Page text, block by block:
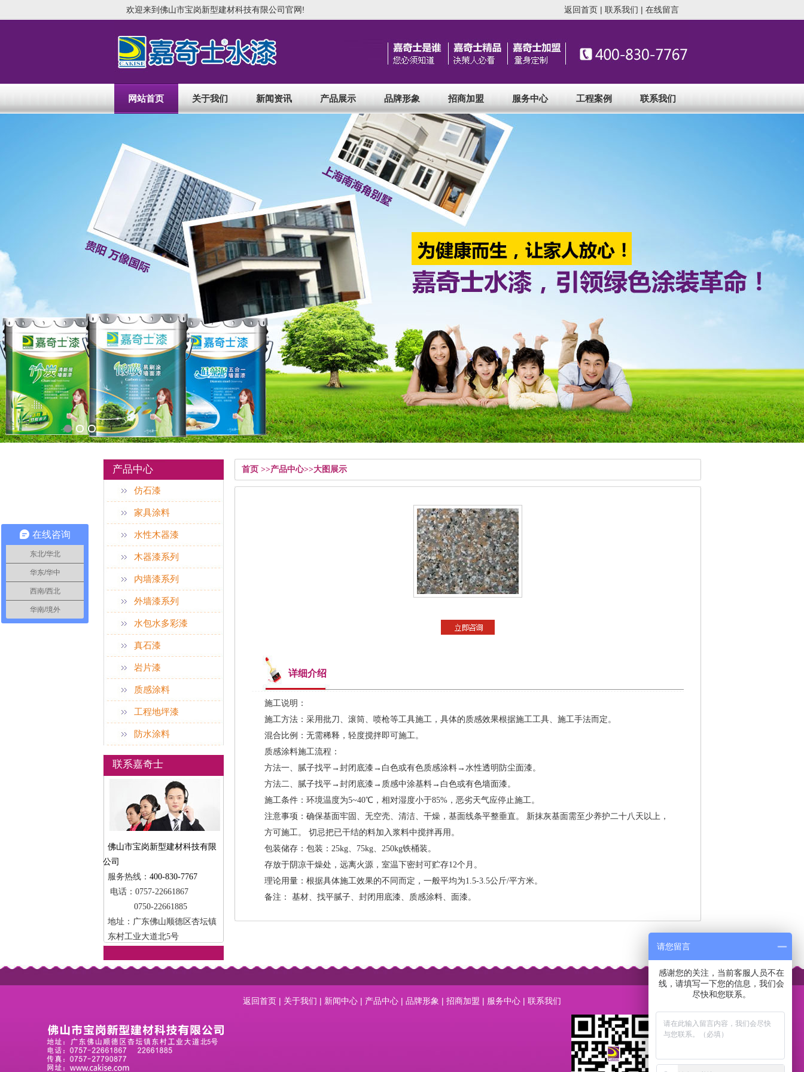
欢迎来到佛山市宝岗新型建材科技有限公司官网! 返回首页| 联系我们 | 在线留言
网站首页 关于我们 新闻资讯 产品展示 品牌形象 招商加盟 服务中心 工程案例 联系我们
产品中心
仿石漆
家具涂料
水性木器漆
木器漆系列
内墙漆系列
外墙漆系列
水包水多彩漆
真石漆
岩片漆
质感涂料
工程地坪漆
防水涂料
联系嘉奇士
佛山市宝岗新型建材科技有限
公司
服务热线： 400-830-7767
电话：0757-22661867
0750-22661885
地址：广东佛山顺德区杏坛镇
东村工业大道北5号
首页 >>产品中心>>大图展示
详细介绍
施工说明：
施工方法：采用批刀、滚筒、喷枪等工具施工，具体的质感效果根据施工工具、施工手法而定。
混合比例：无需稀释，轻度搅拌即可施工。
质感涂料施工流程：
方法一、腻子找平→封闭底漆→白色或有色质感涂料→水性透明防尘面漆。
方法二、腻子找平→封闭底漆→质感中涂基料→白色或有色墙面漆。
施工条件：环境温度为5~40℃，相对湿度小于85%，恶劣天气应停止施工。
注意事项：确保基面牢固、无空壳、清洁、干燥，基面线条平整垂直。 新抹灰基面需至少养护二十八天以上，
方可施工。 切忌把已干结的料加入浆料中搅拌再用。
包装储存：包装：25kg、75kg、250kg铁桶装。
存放于阴凉干燥处，远离火源，室温下密封可贮存12个月。
理论用量：根据具体施工效果的不同而定，一般平均为1.5-3.5公斤/平方米。
备注： 基材、找平腻子、封闭用底漆、质感涂料、面漆。
返回首页 | 关于我们 | 新闻中心 | 产品中心 | 品牌形象 | 招商加盟 | 服务中心 | 联系我们
在线咨询
东北/华北
华东/华中
西南/西北
华南/境外
请您留言
感谢您的关注，当前客服人员不在
线，请填写一下您的信息，我们会
尽快和您联系。